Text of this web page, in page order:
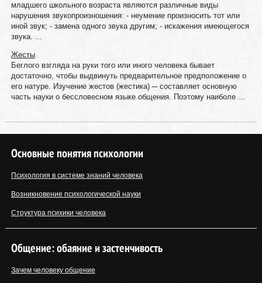
младшего школьного возраста являются различные виды
нарушения звукопроизношения: - неумение произносить тот или
иной звук; - замена одного звука другим; - искажения имеющегося
звука. ...
Жесты
Беглого взгляда на руки того или иного человека бывает
достаточно, чтобы выдвинуть предварительное предположение о
его натуре. Изучение жестов (жестика) ─ составляет основную
часть науки о бессловесном языке общения. Поэтому наиболе ...
Основные понятия психологии
Психология в системе знаний человека
Возникновение психологической науки
Структура психики человека
Общение: обаяние и застенчивость
Зачем человеку общение